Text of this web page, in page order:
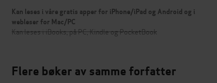
Kan leses i våre gratis apper for iPhone/iPad og Android og i
webleser for Mac/PC
Kan leses i iBooks, på PC, Kindle og PocketBook
Flere bøker av samme forfatter